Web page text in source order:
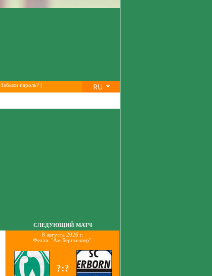
Забыли пароль?| RU
СЛЕДУЮЩИЙ МАТЧ
8 августа 2026 г.
Фехта. "Ам Бергкеллер".
?:?